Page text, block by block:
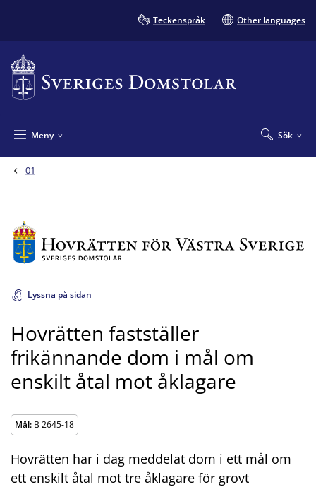
Teckenspråk Other languages
Sök
Meny
01
Lyssna på sidan
Hovrätten fastställer
frikännande dom i mål om
enskilt åtal mot åklagare
Mål: B 2645-18
Hovrätten har i dag meddelat dom i ett mål om
ett enskilt åtal mot tre åklagare för grovt